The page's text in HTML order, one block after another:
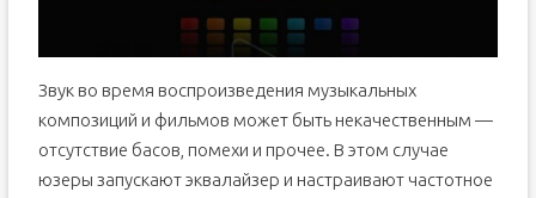
Звук во время воспроизведения музыкальных
композиций и фильмов может быть некачественным —
отсутствие басов, помехи и прочее. В этом случае
юзеры запускают эквалайзер и настраивают частотное